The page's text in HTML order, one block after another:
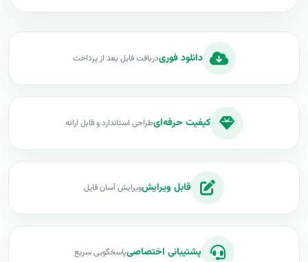
دانلود فوریدریافت فایل بعد از پرداخت
کیفیت حرفه‌ایطراحی استاندارد و قابل ارائه
قابل ویرایشویرایش آسان فایل
پشتیبانی اختصاصیپاسخگویی سریع